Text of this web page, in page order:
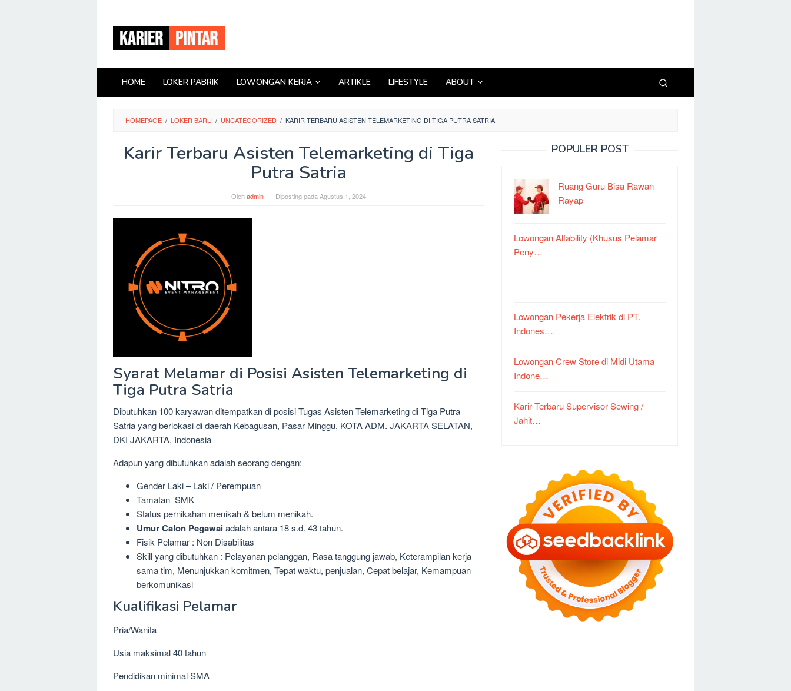
konten
HOME LOKER PABRIK LOWONGAN KERJA ARTIKLE LIFESTYLE ABOUT
HOMEPAGE / LOKER BARU / UNCATEGORIZED / KARIR TERBARU ASISTEN TELEMARKETING DI TIGA PUTRA SATRIA
Karir Terbaru Asisten Telemarketing di Tiga
Putra Satria
Olehadmin Diposting pada Agustus 1, 2024
Syarat Melamar di Posisi Asisten Telemarketing di
Tiga Putra Satria
Dibutuhkan 100 karyawan ditempatkan di posisi Tugas Asisten Telemarketing di Tiga Putra
Satria yang berlokasi di daerah Kebagusan, Pasar Minggu, KOTA ADM. JAKARTA SELATAN,
DKI JAKARTA, Indonesia
Adapun yang dibutuhkan adalah seorang dengan:
Gender Laki – Laki / Perempuan
Tamatan SMK
Status pernikahan menikah & belum menikah.
Umur Calon Pegawaiadalah antara 18 s.d. 43 tahun.
Fisik Pelamar : Non Disabilitas
Skill yang dibutuhkan : Pelayanan pelanggan, Rasa tanggung jawab, Keterampilan kerja
sama tim, Menunjukkan komitmen, Tepat waktu, penjualan, Cepat belajar, Kemampuan
berkomunikasi
Kualifikasi Pelamar
Pria/Wanita
Usia maksimal 40 tahun
Pendidikan minimal SMA
POPULER POST
Ruang Guru Bisa Rawan
Rayap
Lowongan Alfability (Khusus Pelamar
Peny…
Lowongan Pekerja Elektrik di PT.
Indones…
Lowongan Crew Store di Midi Utama
Indone…
Karir Terbaru Supervisor Sewing /
Jahit…